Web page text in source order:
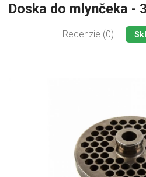
Doska do mlynčeka -
Recenzie (0)